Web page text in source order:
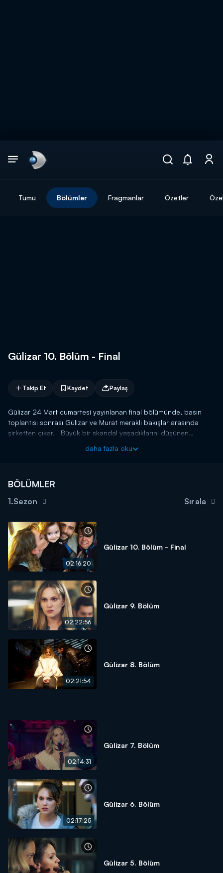
Tümü Bölümler Fragmanlar Özetler
Gülizar 10. Bölüm - Final
Takip Et Kaydet Paylaş
Gülizar 24 Mart cumartesi yayınlanan final bölümünde, basın
toplantısı sonrası Gülizar ve Murat meraklı bakışlar arasında
şirketten çıkar. Büyük bir skandal yaşadıklarını düşünen
Yaşanan olaylar karşısında Mine’nin tavrını merak ederlerken o
daha fazla oku
BÖLÜMLER
1.Sezon Sırala
02:16:20
Gülizar 10. Bölüm - Final
02:22:56
Gülizar 9. Bölüm
02:21:54
Gülizar 8. Bölüm
02:14:31
Gülizar 7. Bölüm
02:17:25
Gülizar 6. Bölüm
Gülizar 5. Bölüm